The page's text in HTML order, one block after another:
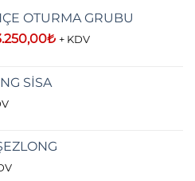
OTURMA GRUBU
₺Şu
+ KDV
SİSA